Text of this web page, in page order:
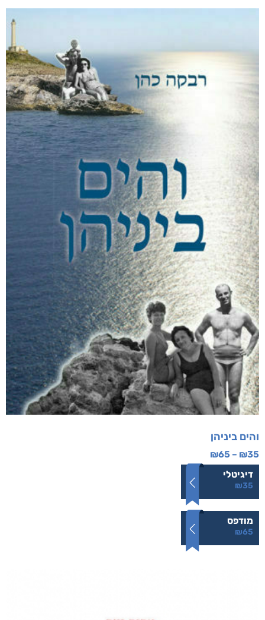
והים ביניהן
₪35
–
₪65
דיגיטלי
₪35
מודפס
₪65